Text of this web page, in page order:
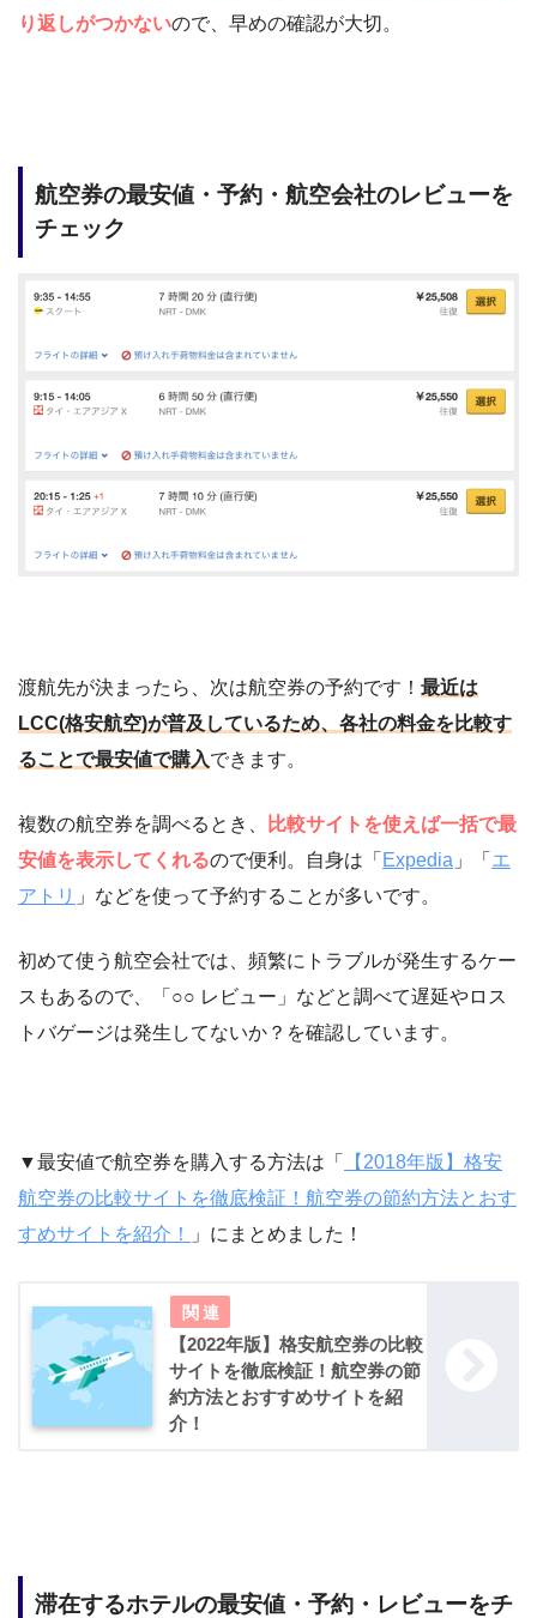
り返しがつかないので、早めの確認が大切。
航空券の最安値・予約・航空会社のレビューを
チェック
渡航先が決まったら、次は航空券の予約です！ 最近は
LCC(格安航空)が普及しているため、各社の料金を比較す
ることで最安値で購入できます。
複数の航空券を調べるとき、
比較サイトを使えば一括で最
安値を表示してくれるので便利。自身は「 Expedia 」「 エ
アトリ 」などを使って予約することが多いです。
初めて使う航空会社では、頻繁にトラブルが発生するケー
スもあるので、「○○ レビュー」などと調べて遅延やロス
トバゲージは発生してないか？を確認しています。
▼最安値で航空券を購入する方法は「
【2018年版】格安
航空券の比較サイトを徹底検証！航空券の節約方法とおす
すめサイトを紹介！
」にまとめました！
【2022年版】格安航空券の比較
サイトを徹底検証！航空券の節
約方法とおすすめサイトを紹
介！
滞在するホテルの最安値・予約・レビューをチ